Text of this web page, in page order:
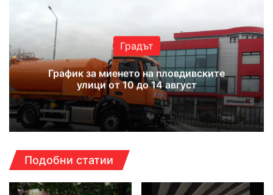
Градът
График за миенето на пловдивските
улици от 10 до 14 август
Подобни статии